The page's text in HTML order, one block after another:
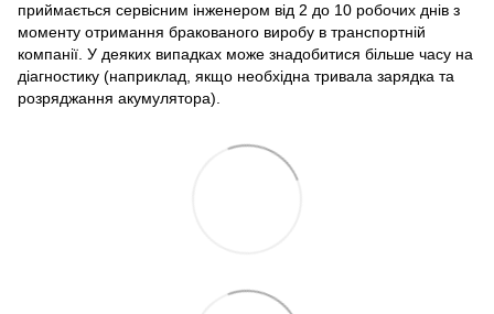
приймається сервісним інженером від 2 до 10 робочих днів з
моменту отримання бракованого виробу в транспортній
компанії. У деяких випадках може знадобитися більше часу на
діагностику (наприклад, якщо необхідна тривала зарядка та
розряджання акумулятора).